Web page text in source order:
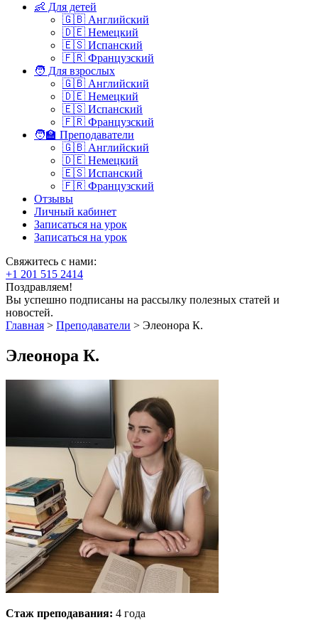
👶 Для детей
🇬🇧 Английский
🇩🇪 Немецкий
🇪🇸 Испанский
🇫🇷 Французский
🧑 Для взрослых
🇬🇧 Английский
🇩🇪 Немецкий
🇪🇸 Испанский
🇫🇷 Французский
🧑‍🏫 Преподаватели
🇬🇧 Английский
🇩🇪 Немецкий
🇪🇸 Испанский
🇫🇷 Французский
Отзывы
Личный кабинет
Записаться на урок
Записаться на урок
Свяжитесь с нами:
+1 201 515 2414
Поздравляем!
Вы успешно подписаны на рассылку полезных статей и
новостей.
Главная > Преподаватели > Элеонора К.
Элеонора К.
Стаж преподавания: 4 года